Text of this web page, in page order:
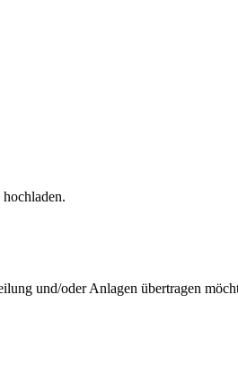
hochladen.
und/oder Anlagen übertragen